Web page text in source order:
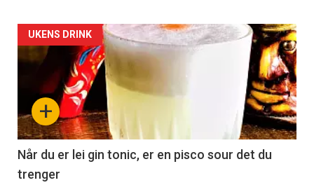
Forsiden
akkurat
nå
-
2
+
UKENS DRINK
Når du er lei gin tonic, er en pisco sour det du
trenger